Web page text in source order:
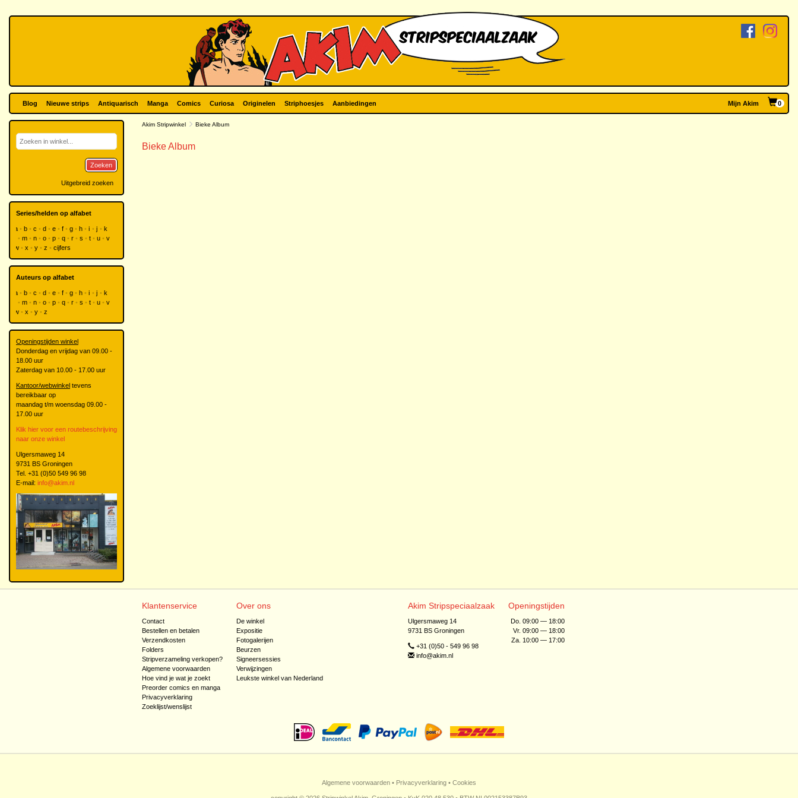
Blog Nieuwe strips Antiquarisch Manga Comics Curiosa Originelen Striphoesjes Aanbiedingen Mijn Akim 0
Akim Stripwinkel Bieke Album
Bieke Album
Zoeken
Uitgebreid zoeken
Series/helden op alfabet
a b c d e f g h i j
k
m n o p q r s t u
v
w
x y z cijfers
Auteurs op alfabet
a b c d e f g h i j
k
m n o p q r s t u
v
w
x y z
Openingstijden winkel
Donderdag en vrijdag van 09.00 -
18.00 uur
Zaterdag van 10.00 - 17.00 uur
Kantoor/webwinkel tevens
bereikbaar op
maandag t/m woensdag 09.00 -
17.00 uur
Klik hier voor een routebeschrijving
naar onze winkel
Ulgersmaweg 14
9731 BS Groningen
Tel. +31 (0)50 549 96 98
E-mail: info@akim.nl
Klantenservice
Contact
Bestellen en betalen
Verzendkosten
Folders
Stripverzameling verkopen?
Algemene voorwaarden
Hoe vind je wat je zoekt
Preorder comics en manga
Privacyverklaring
Zoeklijst/wenslijst
Over ons
De winkel
Expositie
Fotogalerijen
Beurzen
Signeersessies
Verwijzingen
Leukste winkel van Nederland
Akim Stripspeciaalzaak
Ulgersmaweg 14
9731 BS Groningen
+31 (0)50 - 549 96 98
info@akim.nl
Openingstijden
Do. 09:00 — 18:00
Vr. 09:00 — 18:00
Za. 10:00 — 17:00
Algemene voorwaarden • Privacyverklaring • Cookies